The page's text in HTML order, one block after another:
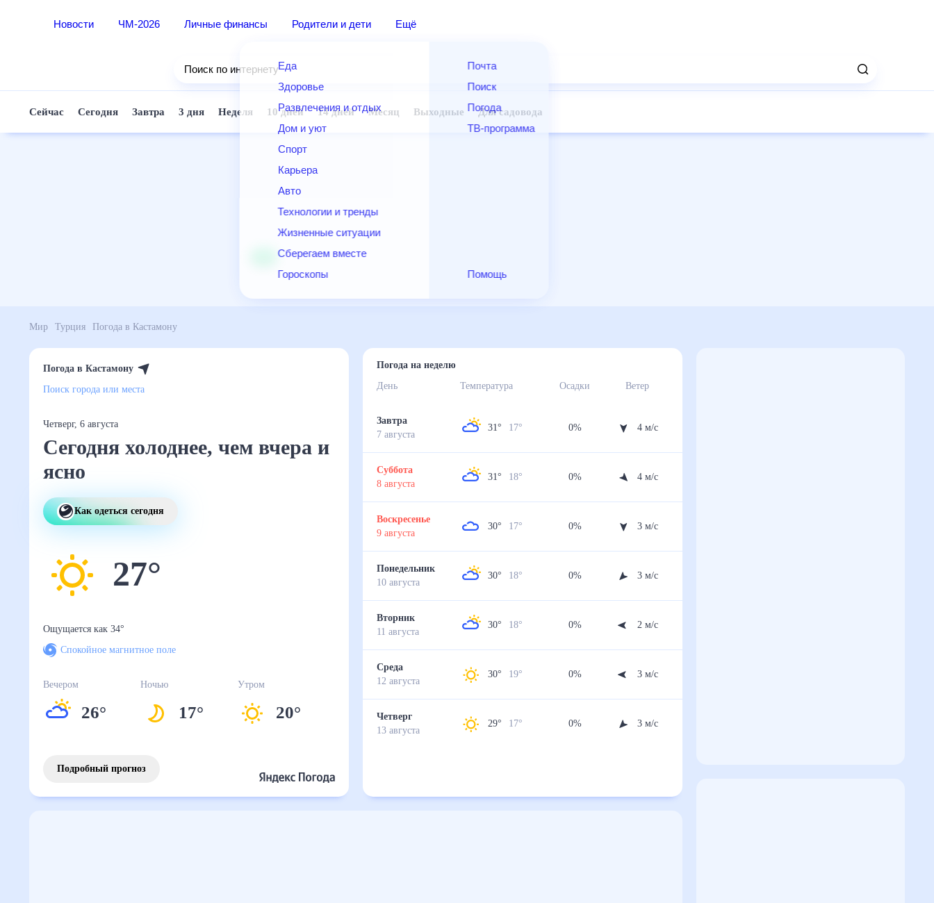
Новости ЧМ-2026 Личные финансы Родители и дети Ещё
Еда
Здоровье
Развлечения и отдых
Дом и уют
Спорт
Карьера
Авто
Технологии и тренды
Жизненные ситуации
Сберегаем вместе
Гороскопы
Почта
Поиск
Погода
ТВ-программа
Помощь
Поиск по интернету
Сейчас Сегодня Завтра 3 дня Неделя 10 дней 14 дней Месяц Выходные Для садовода
Мир Турция Погода в Кастамону
Погода в Кастамону
Поиск города или места
Четверг, 6 августа
Сегодня холоднее, чем
вчера и ясно
Как одеться сегодня
27°
Ощущается как
Спокойное магнитное поле
Вечером
26°
Ночью
17°
Утром
20°
Подробный прогноз
Погода на неделю
День
Температура Осадки Ветер
Завтра
7 августа
31° 17° 0% 4м/с
Суббота
8 августа
31° 18° 0% 4м/с
Воскресенье
9 августа
30° 17° 0% 3м/с
Понедельник
10 августа
30° 18° 0% 3м/с
Вторник
11 августа
30° 18° 0% 2м/с
Среда
12 августа
30° 19° 0% 3м/с
Четверг
13 августа
29° 17° 0% 3м/с